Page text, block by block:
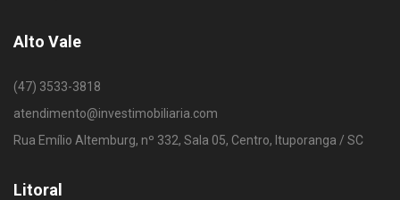
Alto Vale
(47) 3533-3818
atendimento@investimobiliaria.com
Rua Emílio Altemburg, nº 332, Sala 05, Centro, Ituporanga / SC
Litoral